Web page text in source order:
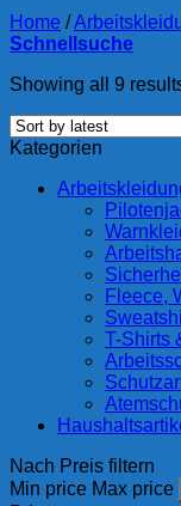
Home /
Schnellsuche
Showing all 9
Kategorien
Fleece,
T-Shirts
Nach Preis filtern
Min price Max price